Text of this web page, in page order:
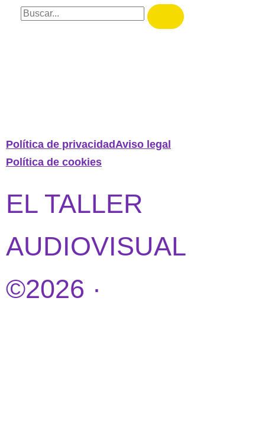
Política de privacidadAviso legal
Política de cookies
EL TALLER
AUDIOVISUAL
©2026 ·